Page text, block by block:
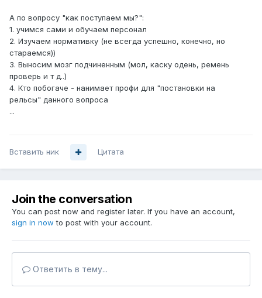
А по вопросу "как поступаем мы?":
1. учимся сами и обучаем персонал
2. Изучаем нормативку (не всегда успешно, конечно, но
стараемся))
3. Выносим мозг подчиненным (мол, каску одень, ремень
проверь и т д..)
4. Кто побогаче - нанимает профи для "постановки на
рельсы" данного вопроса
...
Вставить ник Цитата
Join the conversation
You can post now and register later. If you have an account,
sign in now to post with your account.
Ответить в тему...